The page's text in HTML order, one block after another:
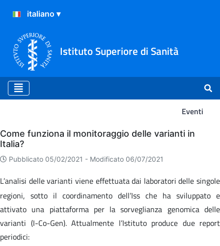
Istituto Superiore di Sanità
Eventi
Eventi
Come funziona il monitoraggio delle varianti in
Italia?
Pubblicato 05/02/2021 - Modificato 06/07/2021
L’analisi delle varianti viene effettuata dai laboratori delle singole
regioni, sotto il coordinamento dell’Iss che ha sviluppato e
attivato una piattaforma per la sorveglianza genomica delle
varianti (I-Co-Gen). Attualmente l’Istituto produce due report
periodici: